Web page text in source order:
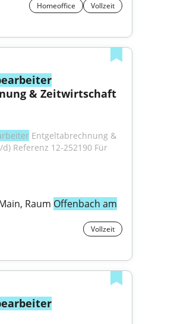
Homeoffice Vollzeit
& Zeitwirtschaft
Entgeltabrechnung &
Referenz 12-252190 Für
Raum Offenbach am
Vollzeit